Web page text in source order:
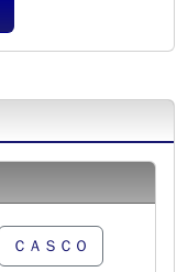
ＣＡＳＣＯ